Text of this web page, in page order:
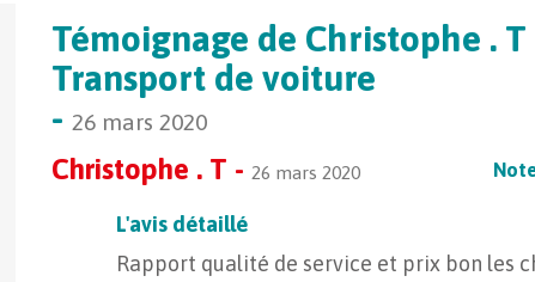
Témoignage de Christophe . T
Transport de voiture
- 26 mars 2020
Christophe . T - 26 mars 2020
L'avis détaillé
Rapport qualité de service et prix bon les